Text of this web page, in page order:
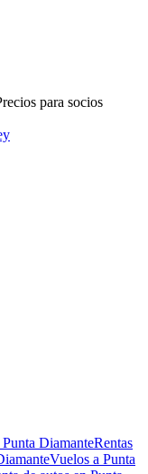
para socios
DiamanteRentas
Vuelos a Punta